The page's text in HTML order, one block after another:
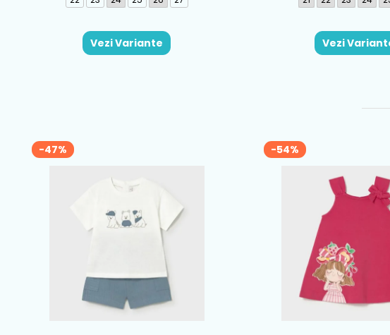
Vezi Variante Vezi
-47% -54%